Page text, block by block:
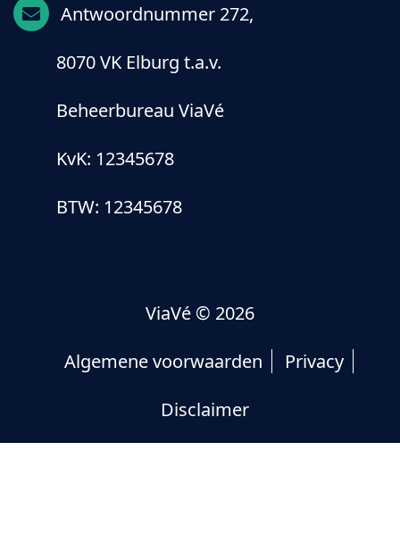
Antwoordnummer 272,
8070 VK Elburg t.a.v.
Beheerbureau ViaVé
KvK: 12345678
BTW: 12345678
ViaVé © 2026
Algemene voorwaarden
Privacy
Disclaimer